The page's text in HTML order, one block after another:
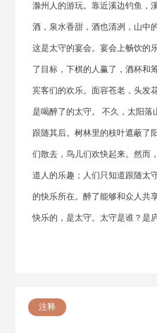
滁州人的游玩。靠近溪边钓鱼，
酒，泉水香甜，酒也清冽，山中
这是太守的宴会。宴会上畅饮的
了目标，下棋的人赢了，酒杯和
宾客们的欢乐。面容苍老，头发
是喝醉了的太守。 不久，太阳落
跟随其后。树林里的枝叶遮蔽了
们散去，鸟儿们欢快起来。然而
道人的乐趣；人们只知道跟随太
的快乐所在。醉了能够和众人共
快乐的，是太守。太守是谁？是
注释